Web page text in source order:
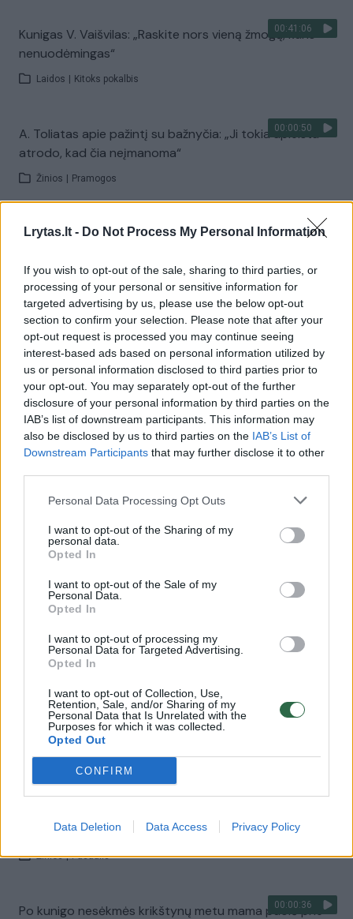
Lrytas.lt - Do Not Process My Personal Information
If you wish to opt-out of the sale, sharing to third parties, or
processing of your personal or sensitive information for
targeted advertising by us, please use the below opt-out
section to confirm your selection. Please note that after your
opt-out request is processed you may continue seeing
interest-based ads based on personal information utilized by
us or personal information disclosed to third parties prior to
your opt-out. You may separately opt-out of the further
disclosure of your personal information by third parties on the
IAB’s list of downstream participants. This information may
also be disclosed by us to third parties on the IAB’s List of
Downstream Participants that may further disclose it to other
Personal Data Processing Opt Outs
I want to opt-out of the Sharing of my
personal data.
Opted In
I want to opt-out of the Sale of my
Personal Data.
Opted In
I want to opt-out of processing my
Personal Data for Targeted Advertising.
Opted In
I want to opt-out of Collection, Use,
Retention, Sale, and/or Sharing of my
Personal Data that Is Unrelated with the
Purposes for which it was collected.
Opted Out
CONFIRM
Data Deletion Data Access Privacy Policy
00:41:06
Kunigas V. Vaišvilas: „Raskite nors vieną žmogų, kuris
nenuodėmingas“
Laidos Kitoks pokalbis
00:00:50
A. Toliatas apie pažintį su bažnyčia: „Ji tokia apleista –
atrodo, kad čia neįmanoma“
Žinios Pramogos
00:02:11
Tokio talentingo kunigo dar nematėte – tapo tikra
Pramogos
00:02:59
Kaune vagišiai apšvarino bažnyčią: nuostolis – apie 6
tūkst. eurų
Žinios
00:00:48
Po ištartų žodžių – neregėtas akibrokštas kunigui:
įrašą peržiūrėjo milijonai
Žinios | Pasaulis
00:00:37
Kunigo Ričardo Mikutavičiaus žudikas teisme išgirdo ne
tai, ko tikėjosi
Sutikę šį vyrą sporto salėje neatspėtumėte, kas jis:
kunigo išvaizda stulbina
Siaubas Kanadoje – per mišias subadytas kunigas
Žinios | Pasaulis
iš mergaitės velnią
Žinios | Pasaulis
00:00:36
Po kunigo nesėkmės krikštynų metu mama puolė prie